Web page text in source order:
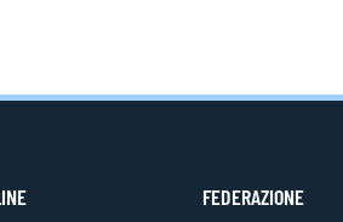
FEDERAZIONE